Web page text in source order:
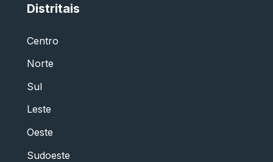
Distritais
Centro
Norte
Sul
Leste
Oeste
Sudoeste